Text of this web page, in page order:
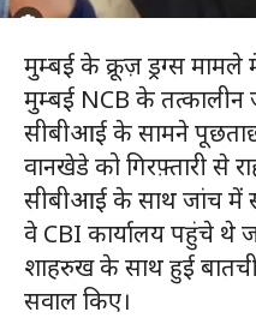
मुम्बई के क्रूज़ ड्रग्स मामले
मुम्बई NCB के तत्कालीन
सीबीआई के सामने
वानखेडे को गिरफ़्तारी से
सीबीआई के साथ जांच में
वे CBI कार्यालय पहुंचे थे
शाहरुख के साथ हुई
सवाल किए।